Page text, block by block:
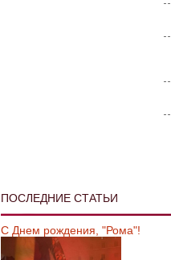
ПОСЛЕДНИЕ СТАТЬИ
С Днем рождения, "Рома"!